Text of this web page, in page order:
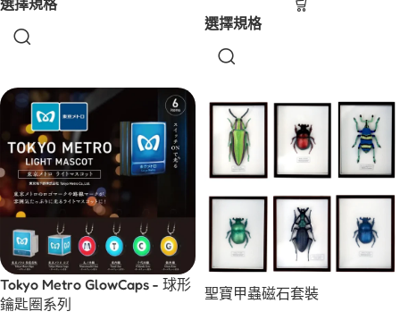
選擇規格
選擇規格
Tokyo Metro GlowCaps - 球形
鑰匙圈系列
聖寶甲蟲磁石套裝